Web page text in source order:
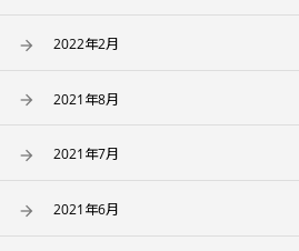
2022年2月
2021年8月
2021年7月
2021年6月